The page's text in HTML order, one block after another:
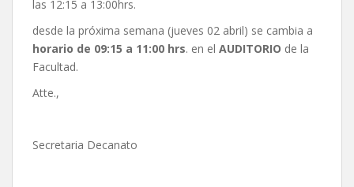
las 12:15 a 13:00hrs.
desde la próxima semana (jueves 02 abril) se cambia a
horario de 09:15 a 11:00 hrs. en el AUDITORIO de la
Facultad.
Atte.,
Secretaria Decanato